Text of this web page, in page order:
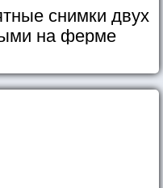
снимки двух
на ферме